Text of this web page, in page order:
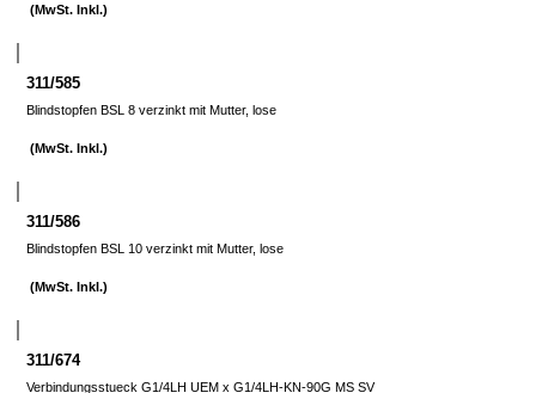
(MwSt. Inkl.)
311/585
Blindstopfen BSL 8 verzinkt mit Mutter, lose
(MwSt. Inkl.)
311/586
Blindstopfen BSL 10 verzinkt mit Mutter, lose
(MwSt. Inkl.)
311/674
Verbindungsstueck G1/4LH UEM x G1/4LH-KN-90G MS SV